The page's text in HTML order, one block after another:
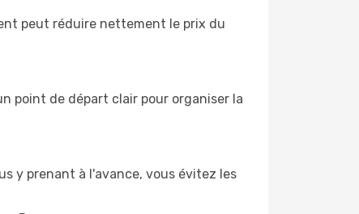
peut réduire nettement le prix du
point de départ clair pour organiser la
y prenant à l'avance, vous évitez les